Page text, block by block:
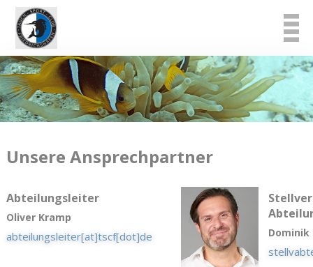
Unsere Ansprechpartner
Abteilungsleiter
Oliver Kramp
abteilungsleiter[at]tscf[dot]de Dominik